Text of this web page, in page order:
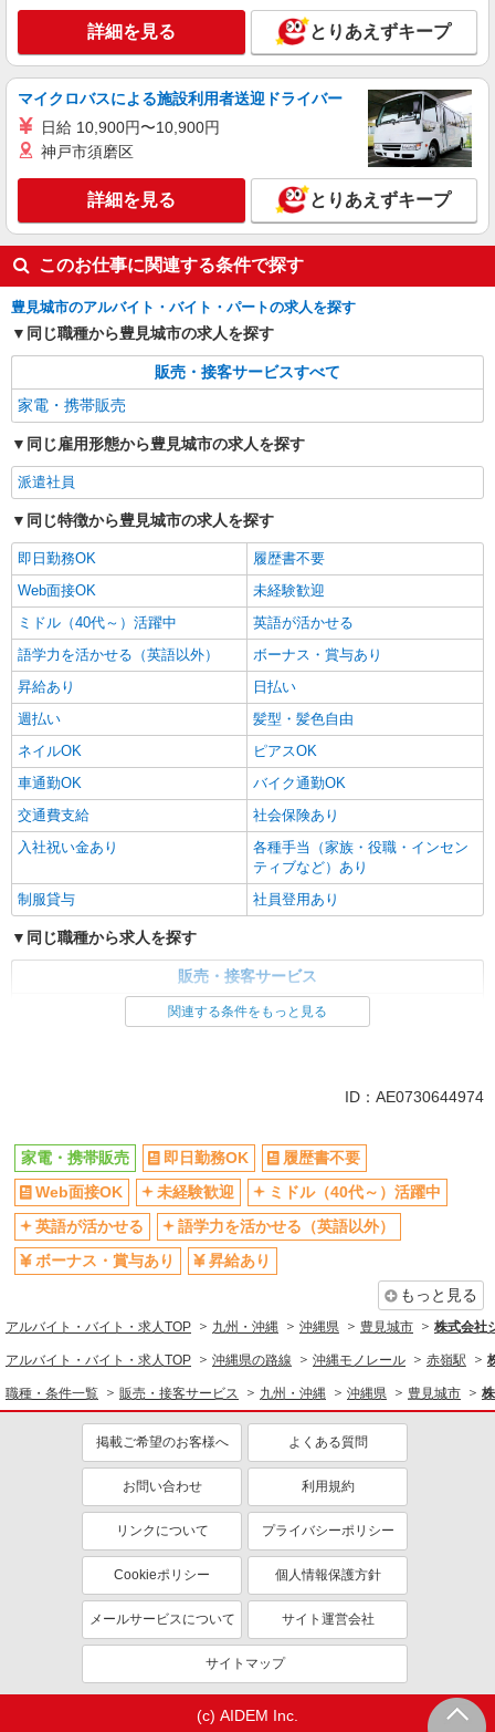
詳細を見る とりあえずキープ
マイクロバスによる施設利用者送迎ドライバー
日給 10,900円〜10,900円
神戸市須磨区
詳細を見る とりあえずキープ
このお仕事に関連する条件で探す
豊見城市のアルバイト・バイト・パートの求人を探す
同じ職種から豊見城市の求人を探す
販売・接客サービスすべて
家電・携帯販売
同じ雇用形態から豊見城市の求人を探す
派遣社員
同じ特徴から豊見城市の求人を探す
即日勤務OK
履歴書不要
Web面接OK
未経験歓迎
ミドル（40代～）活躍中
英語が活かせる
語学力を活かせる（英語以外）
ボーナス・賞与あり
昇給あり
日払い
週払い
髪型・髪色自由
ネイルOK
ピアスOK
車通勤OK
バイク通勤OK
交通費支給
社会保険あり
入社祝い金あり
各種手当（家族・役職・インセン
ティブなど）あり
制服貸与
社員登用あり
同じ職種から求人を探す
販売・接客サービス
日払い
車通勤OK
交通費支給
社会保険あり
社員登用あり
関連する条件をもっと見る
ID：AE0730644974
家電・携帯販売 即日勤務OK
履歴書不要
Web面接OK
未経験歓迎
ミドル（40代～）活躍中
英語が活かせる
語学力を活かせる（英語以外）
ボーナス・賞与あり
昇給あり
もっと見る
アルバイト・バイト・求人TOP 九州・沖縄 沖縄県 豊見城市 株式会社
アルバイト・バイト・求人TOP 沖縄県の路線 沖縄モノレール 赤嶺駅
職種・条件一覧 販売・接客サービス 九州・沖縄 沖縄県 豊見城市
掲載ご希望のお客様へ よくある質問
お問い合わせ 利用規約
リンクについて プライバシーポリシー
Cookieポリシー 個人情報保護方針
メールサービスについて サイト運営会社
サイトマップ
(c) AIDEM Inc.